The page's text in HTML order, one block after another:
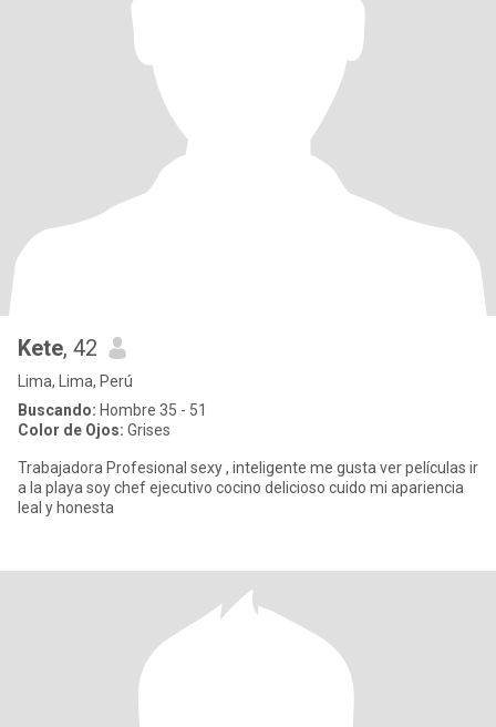
Kete, 42
Lima, Lima, Perú
Buscando: Hombre 35 - 51
Color de Ojos: Grises
Trabajadora Profesional sexy , inteligente me gusta ver películas ir
a la playa soy chef ejecutivo cocino delicioso cuido mi apariencia
leal y honesta